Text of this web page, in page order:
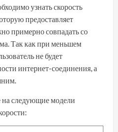
узнать скорость
предоставляет
примерно совпадать со
Так как при меньшем
не будет
интернет-соединения, а
на следующие модели